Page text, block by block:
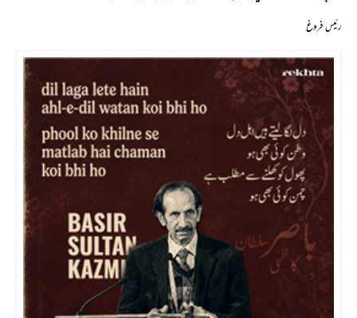
رئیس فروغ